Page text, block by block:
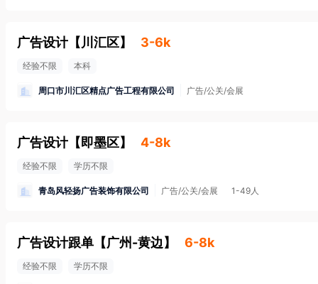
广告设计 【 川汇区】 3-6k
经验不限 本科
周口市川汇区精点广告工程有限公司 广告/公关/会展
广告设计 【即墨区】 4-8k
经验不限 学历不限
青岛风轻扬广告装饰有限公司 广告/公关/会展 1-49人
广告设计跟单 【广州-黄边 】 6-8k
经验不限 学历不限